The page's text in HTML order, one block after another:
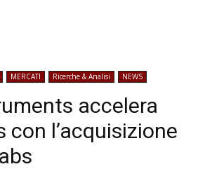
MERCATI Ricerche & Analisi NEWS
accelera
con l’acquisizione